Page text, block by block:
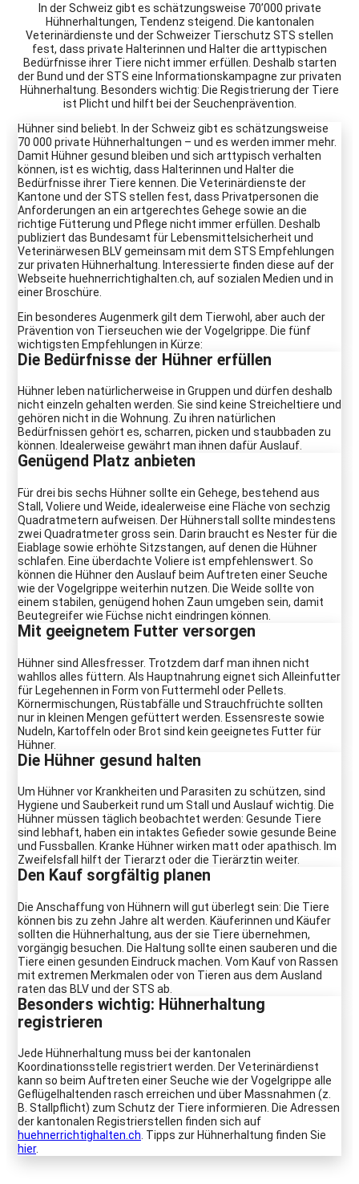
In der Schweiz gibt es schätzungsweise 70’000 private
Hühnerhaltungen, Tendenz steigend. Die kantonalen
Veterinärdienste und der Schweizer Tierschutz STS stellen
fest, dass private Halterinnen und Halter die arttypischen
Bedürfnisse ihrer Tiere nicht immer erfüllen. Deshalb starten
der Bund und der STS eine Informationskampagne zur privaten
Hühnerhaltung. Besonders wichtig: Die Registrierung der Tiere
ist Plicht und hilft bei der Seuchenprävention.
Hühner sind beliebt. In der Schweiz gibt es schätzungsweise
70 000 private Hühnerhaltungen – und es werden immer mehr.
Damit Hühner gesund bleiben und sich arttypisch verhalten
können, ist es wichtig, dass Halterinnen und Halter die
Bedürfnisse ihrer Tiere kennen. Die Veterinärdienste der
Kantone und der STS stellen fest, dass Privatpersonen die
Anforderungen an ein artgerechtes Gehege sowie an die
richtige Fütterung und Pflege nicht immer erfüllen. Deshalb
publiziert das Bundesamt für Lebensmittelsicherheit und
Veterinärwesen BLV gemeinsam mit dem STS Empfehlungen
zur privaten Hühnerhaltung. Interessierte finden diese auf der
Webseite huehnerrichtighalten.ch, auf sozialen Medien und in
einer Broschüre.
Ein besonderes Augenmerk gilt dem Tierwohl, aber auch der
Prävention von Tierseuchen wie der Vogelgrippe. Die fünf
wichtigsten Empfehlungen in Kürze:
Die Bedürfnisse der Hühner erfüllen
Hühner leben natürlicherweise in Gruppen und dürfen deshalb
nicht einzeln gehalten werden. Sie sind keine Streicheltiere und
gehören nicht in die Wohnung. Zu ihren natürlichen
Bedürfnissen gehört es, scharren, picken und staubbaden zu
können. Idealerweise gewährt man ihnen dafür Auslauf.
Genügend Platz anbieten
Für drei bis sechs Hühner sollte ein Gehege, bestehend aus
Stall, Voliere und Weide, idealerweise eine Fläche von sechzig
Quadratmetern aufweisen. Der Hühnerstall sollte mindestens
zwei Quadratmeter gross sein. Darin braucht es Nester für die
Eiablage sowie erhöhte Sitzstangen, auf denen die Hühner
schlafen. Eine überdachte Voliere ist empfehlenswert. So
können die Hühner den Auslauf beim Auftreten einer Seuche
wie der Vogelgrippe weiterhin nutzen. Die Weide sollte von
einem stabilen, genügend hohen Zaun umgeben sein, damit
Beutegreifer wie Füchse nicht eindringen können.
Mit geeignetem Futter versorgen
Hühner sind Allesfresser. Trotzdem darf man ihnen nicht
wahllos alles füttern. Als Hauptnahrung eignet sich Alleinfutter
für Legehennen in Form von Futtermehl oder Pellets.
Körnermischungen, Rüstabfälle und Strauchfrüchte sollten
nur in kleinen Mengen gefüttert werden. Essensreste sowie
Nudeln, Kartoffeln oder Brot sind kein geeignetes Futter für
Hühner.
Die Hühner gesund halten
Um Hühner vor Krankheiten und Parasiten zu schützen, sind
Hygiene und Sauberkeit rund um Stall und Auslauf wichtig. Die
Hühner müssen täglich beobachtet werden: Gesunde Tiere
sind lebhaft, haben ein intaktes Gefieder sowie gesunde Beine
und Fussballen. Kranke Hühner wirken matt oder apathisch. Im
Zweifelsfall hilft der Tierarzt oder die Tierärztin weiter.
Den Kauf sorgfältig planen
Die Anschaffung von Hühnern will gut überlegt sein: Die Tiere
können bis zu zehn Jahre alt werden. Käuferinnen und Käufer
sollten die Hühnerhaltung, aus der sie Tiere übernehmen,
vorgängig besuchen. Die Haltung sollte einen sauberen und die
Tiere einen gesunden Eindruck machen. Vom Kauf von Rassen
mit extremen Merkmalen oder von Tieren aus dem Ausland
raten das BLV und der STS ab.
Besonders wichtig: Hühnerhaltung
registrieren
Jede Hühnerhaltung muss bei der kantonalen
Koordinationsstelle registriert werden. Der Veterinärdienst
kann so beim Auftreten einer Seuche wie der Vogelgrippe alle
Geflügelhaltenden rasch erreichen und über Massnahmen (z.
B. Stallpflicht) zum Schutz der Tiere informieren. Die Adressen
der kantonalen Registrierstellen finden sich auf
huehnerrichtighalten.ch. Tipps zur Hühnerhaltung finden Sie
hier.